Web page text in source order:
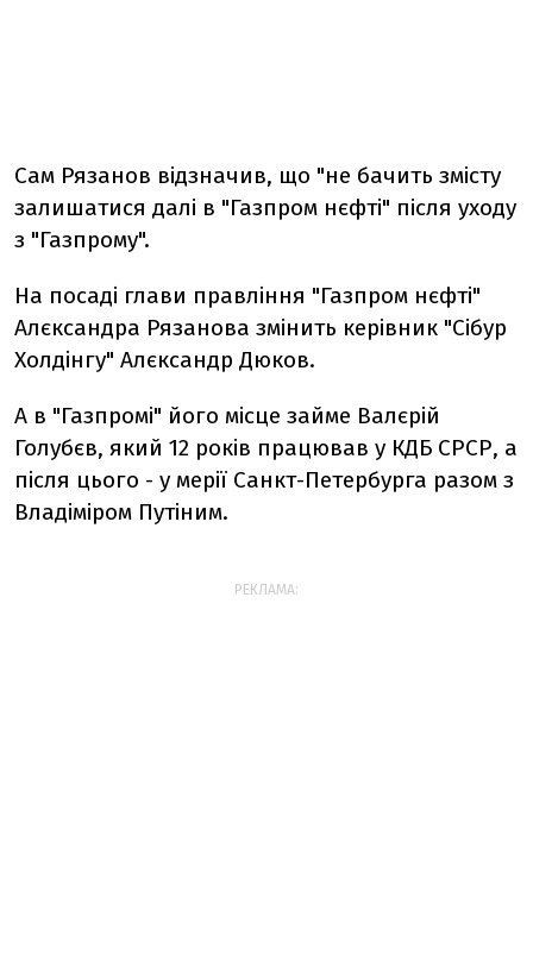
Сам Рязанов відзначив, що "не бачить змісту
залишатися далі в "Газпром нєфті" після уходу
з "Газпрому".
На посаді глави правління "Газпром нєфті"
Алєксандра Рязанова змінить керівник "Сібур
Холдінгу" Алєксандр Дюков.
А в "Газпромі" його місце займе Валєрій
Голубєв, який 12 років працював у КДБ СРСР, а
після цього - у мерії Санкт-Петербурга разом з
Владіміром Путіним.
РЕКЛАМА: